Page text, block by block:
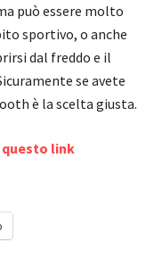
può essere molto
sportivo, o anche
dal freddo e il
se avete
è la scelta giusta.
questo link